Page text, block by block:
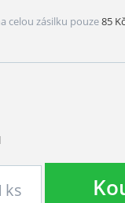
celou zásilku pouze85 Kč
ks